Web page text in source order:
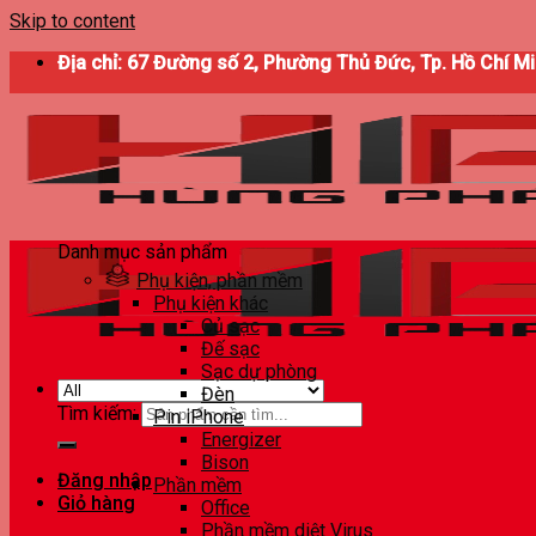
Skip to content
Địa chỉ: 67 Đường số 2, Phường Thủ Đức, Tp. Hồ Chí
Tìm kiếm:
Đăng nhập
Giỏ hàng
Danh mục sản phẩm
Phụ kiện, phần mềm
Phụ kiện khác
Củ sạc
Đế sạc
Sạc dự phòng
Đèn
Pin iPhone
Energizer
Bison
Phần mềm
Office
Phần mềm diệt Virus